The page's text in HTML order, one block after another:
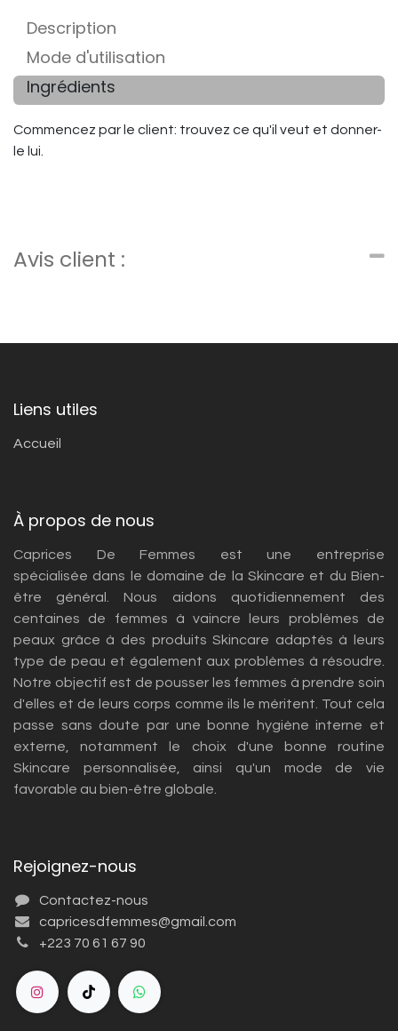
Description
Mode d'utilisation
Ingrédients
Commencez par le client: trouvez ce qu'il veut et donner-
le lui.
Avis client :
Liens utiles
Accueil
À propos de nous
Caprices De Femmes est une entreprise
spécialisée dans le domaine de la Skincare et du Bien-
être général. Nous aidons quotidiennement des
centaines de femmes à vaincre leurs problèmes de
peaux grâce à des produits Skincare adaptés à leurs
type de peau et également aux problèmes à résoudre.
Notre objectif est de pousser les femmes à prendre soin
d'elles et de leurs corps comme ils le méritent. Tout cela
passe sans doute par une bonne hygiène interne et
externe, notamment le choix d'une bonne routine
Skincare personnalisée, ainsi qu'un mode de vie
favorable au bien-être globale.
Rejoignez-nous
Contactez-nous
capricesdfemmes@gmail.com
+223 70 61 67 90